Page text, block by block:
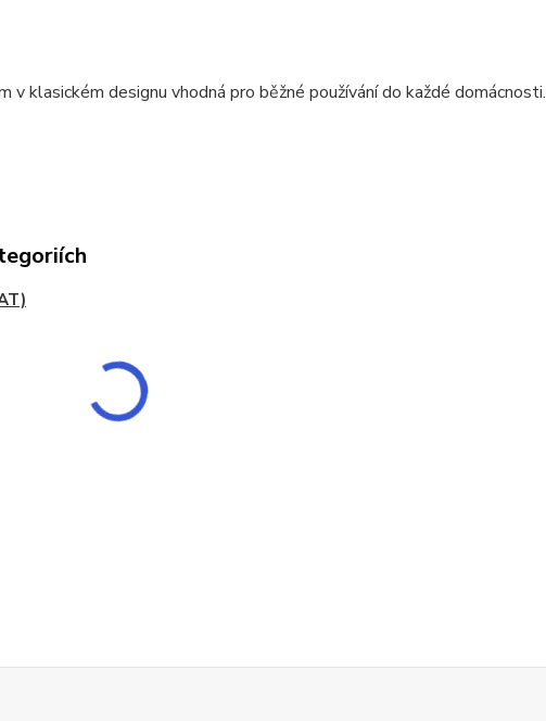
v klasickém designu vhodná pro běžné používání do každé domácnosti.